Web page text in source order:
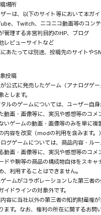
場所
ーは、以下のサイト等において本ガ
、Twitch、ニコニコ動画等のコン
管理する非営利目的のHP、ブログ
レビューサイトなど
あたっては別途、投稿先のサイトや
投稿
公式に発売したゲーム（アナログゲ
とします。
ルのゲームについては、ユーザー自
動画・画像等に、実況や感想等のコ
いゲームの動画・画像等のみを単に複
内容を改変（modの利用を含みます。
グゲームについては、商品内容・ル
動画・画像等に、実況や感想等のコ
ドや駒等の商品の構成物自体をスキ
、利用することはできません。
ームがコラボレーションした第三者
イドラインの対象外です。
容に当社以外の第三者の知的財産権
ます。なお、権利の所在に関するお問